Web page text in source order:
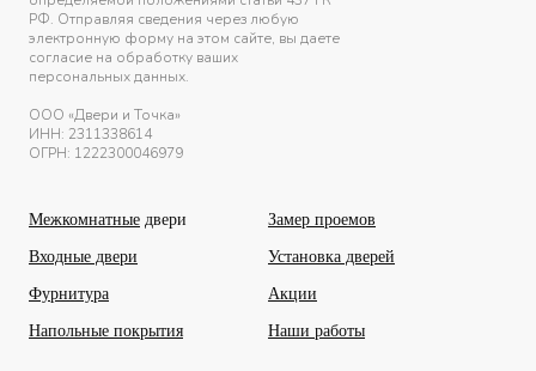
РФ. Отправляя сведения через любую
электронную форму на этом сайте, вы даете
согласие на обработку ваших
персональных данных.
ООО «Двери и Точка»
ИНН: 2311338614
ОГРН: 1222300046979
Межкомнатные двери
Входные двери
Фурнитура
Напольные покрытия
Замер проемов
Установка дверей
Акции
Наши работы